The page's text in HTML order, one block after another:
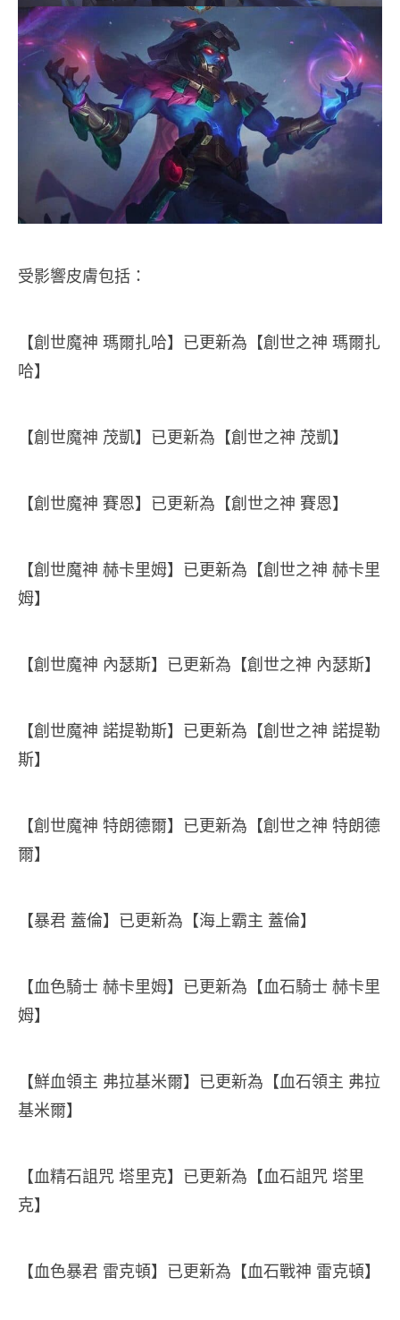
受影響皮膚包括：
【創世魔神 瑪爾扎哈】已更新為【創世之神 瑪爾扎
哈】
【創世魔神 茂凱】已更新為【創世之神 茂凱】
【創世魔神 賽恩】已更新為【創世之神 賽恩】
【創世魔神 赫卡里姆】已更新為【創世之神 赫卡里
姆】
【創世魔神 內瑟斯】已更新為【創世之神 內瑟斯】
【創世魔神 諾提勒斯】已更新為【創世之神 諾提勒
斯】
【創世魔神 特朗德爾】已更新為【創世之神 特朗德
爾】
【暴君 蓋倫】已更新為【海上霸主 蓋倫】
【血色騎士 赫卡里姆】已更新為【血石騎士 赫卡里
姆】
【鮮血領主 弗拉基米爾】已更新為【血石領主 弗拉
基米爾】
【血精石詛咒 塔里克】已更新為【血石詛咒 塔里
克】
【血色暴君 雷克頓】已更新為【血石戰神 雷克頓】